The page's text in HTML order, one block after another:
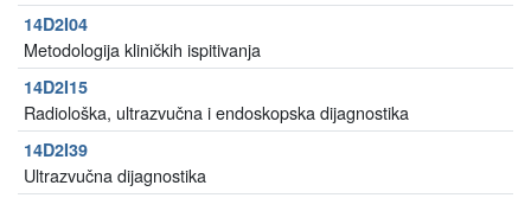
14D2I04
Metodologija kliničkih ispitivanja
14D2I15
Radiološka, ultrazvučna i endoskopska dijagnostika
14D2I39
Ultrazvučna dijagnostika